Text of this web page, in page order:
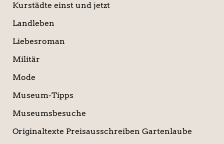
Kurstädte einst und jetzt
Landleben
Liebesroman
Militär
Mode
Museum-Tipps
Museumsbesuche
Originaltexte Preisausschreiben Gartenlaube